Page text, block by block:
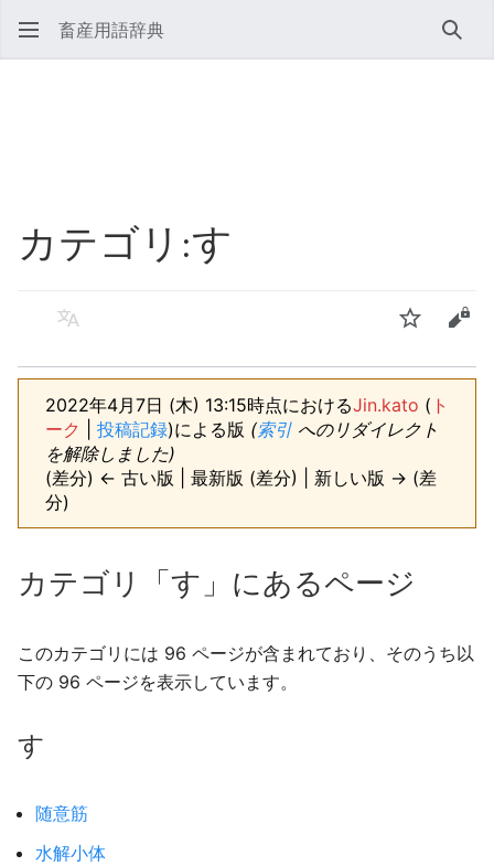
畜産用語辞典 検索
カテゴリ :す
言語 ウォッチソ
2022年4月7日 (木) 13:15時点におけるJin.kato ( ト
ーク
投稿記録)による版 (索引 へのリダイレクト
を解除しました)
(差分) ← 古い版 | 最新版 (差分) | 新しい版 → (差
分)
カテゴリ「す」にあるページ
このカテゴリには 96 ページが含まれており、そのうち以
下の 96 ページを表示しています。
す
随意筋
水解小体